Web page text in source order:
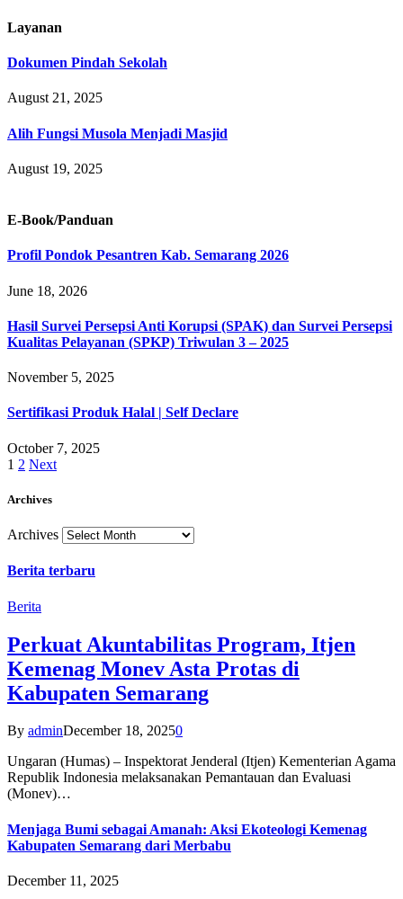
Layanan
Dokumen Pindah Sekolah
August 21, 2025
Alih Fungsi Musola Menjadi Masjid
August 19, 2025
E-Book/Panduan
Profil Pondok Pesantren Kab. Semarang 2026
June 18, 2026
Hasil Survei Persepsi Anti Korupsi (SPAK) dan Survei Persepsi
Kualitas Pelayanan (SPKP) Triwulan 3 – 2025
November 5, 2025
Sertifikasi Produk Halal | Self Declare
October 7, 2025
1 2 Next
Archives
Archives
Berita terbaru
Berita
Perkuat Akuntabilitas Program, Itjen
Kemenag Monev Asta Protas di
Kabupaten Semarang
By adminDecember 18, 20250
Ungaran (Humas) – Inspektorat Jenderal (Itjen) Kementerian Agama
Republik Indonesia melaksanakan Pemantauan dan Evaluasi
(Monev)…
Menjaga Bumi sebagai Amanah: Aksi Ekoteologi Kemenag
Kabupaten Semarang dari Merbabu
December 11, 2025